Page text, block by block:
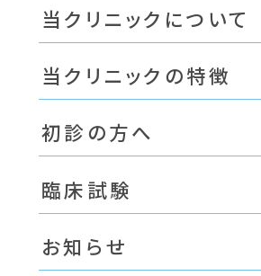
当クリニックについて
当クリニックの特徴
初診の方へ
臨床試験
お知らせ